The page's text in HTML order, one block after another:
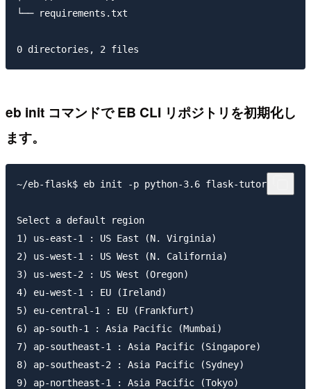
└── requirements.txt
eb init コマンドで EB CLI リポジトリを初期化し
ます。
~/eb-flask$ eb init -p python-3.6 flask-tutorial
Select a default region
1) us-east-1 : US East (N. Virginia)
2) us-west-1 : US West (N. California)
3) us-west-2 : US West (Oregon)
4) eu-west-1 : EU (Ireland)
5) eu-central-1 : EU (Frankfurt)
6) ap-south-1 : Asia Pacific (Mumbai)
7) ap-southeast-1 : Asia Pacific (Singapore)
8) ap-southeast-2 : Asia Pacific (Sydney)
9) ap-northeast-1 : Asia Pacific (Tokyo)